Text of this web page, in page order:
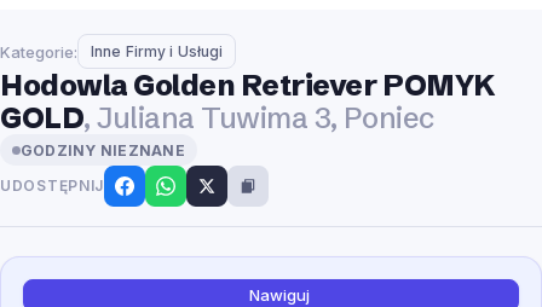
Kategorie: Inne Firmy i Usługi
Hodowla Golden Retriever POMYK
GOLD, Juliana Tuwima 3, Poniec
GODZINY NIEZNANE
UDOSTĘPNIJ
Nawiguj